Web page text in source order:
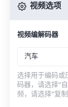
视频选项
视频编解码器
汽车
选择用于编码或
码器，请选择“
频，请选择“复制